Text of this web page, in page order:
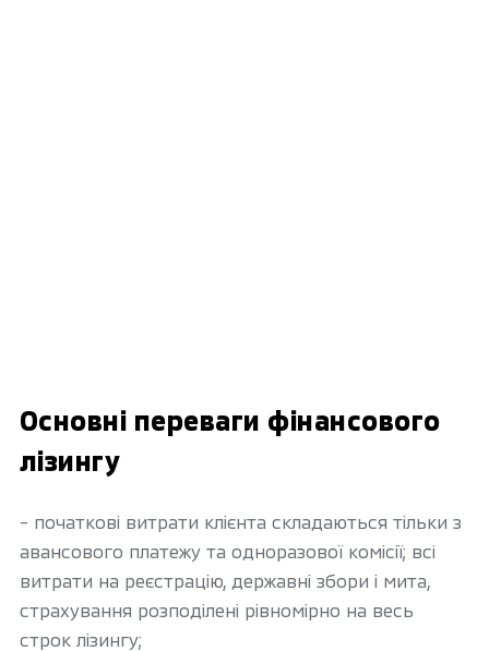
Основні переваги фінансового
лізингу
- початкові витрати клієнта складаються тільки з
авансового платежу та одноразової комісії; всі
витрати на реєстрацію, державні збори і мита,
страхування розподілені рівномірно на весь
строк лізингу;